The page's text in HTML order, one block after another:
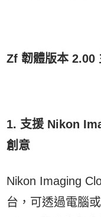
Zf 韌體版本 2.00
1. 支援 Nikon
創意
Nikon Imaging
台，可透過電腦